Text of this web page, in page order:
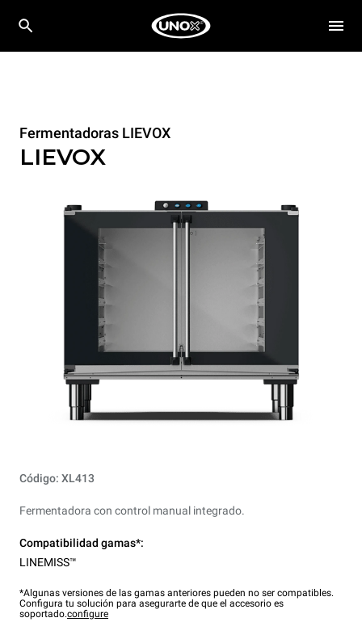
Fermentadoras LIEVOX
LIEVOX
Código: XL413
Fermentadora con control manual integrado.
Compatibilidad gamas*:
LINEMISS™
*Algunas versiones de las gamas anteriores pueden no ser compatibles.
Configura tu solución para asegurarte de que el accesorio es
soportado.configure